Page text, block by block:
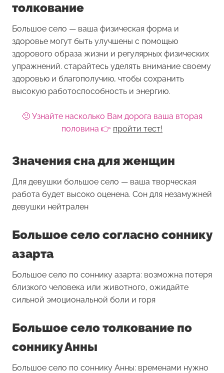
толкование
Большое село — ваша физическая форма и
здоровье могут быть улучшены с помощью
здорового образа жизни и регулярных физических
упражнений. старайтесь уделять внимание своему
здоровью и благополучию, чтобы сохранить
высокую работоспособность и энергию.
🙂 Узнайте насколько Вам дорога ваша вторая
половина 👉 пройти тест!
Значения сна для женщин
Для девушки большое село — ваша творческая
работа будет высоко оценена. Сон для незамужней
девушки нейтрален
Большое село согласно соннику
азарта
Большое село по соннику азарта: возможна потеря
близкого человека или животного, ожидайте
сильной эмоциональной боли и горя
Большое село толкование по
соннику Анны
Большое село по соннику Анны: временами нужно